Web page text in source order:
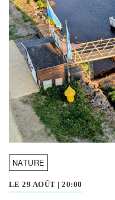
NATURE
LE 29 AOÛT |20:00